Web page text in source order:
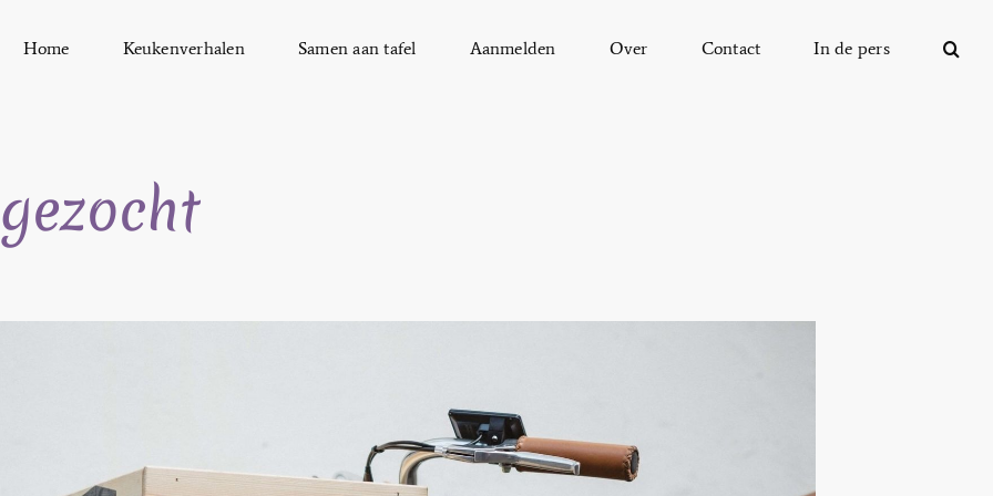
Home Keukenverhalen Samen aan tafel Aanmelden Over Contact In de pers